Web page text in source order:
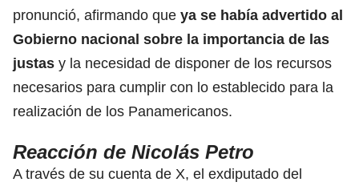
pronunció, afirmando que ya se había advertido al
Gobierno nacional sobre la importancia de las
justas y la necesidad de disponer de los recursos
necesarios para cumplir con lo establecido para la
realización de los Panamericanos.
Reacción de Nicolás Petro
A través de su cuenta de X, el exdiputado del